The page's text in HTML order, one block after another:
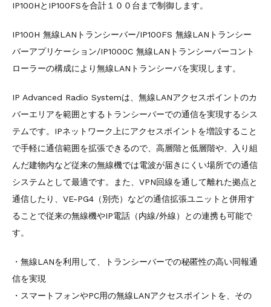
IP100HとIP100FSを合計１００台まで制御します。
IP100H 無線LANトランシーバー/IP100FS 無線LANトランシー
バーアプリケーション/IP1000C 無線LANトランシーバーコント
ローラーの構成により無線LANトランシーバを実現します。
IP Advanced Radio Systemは、無線LANアクセスポイントのカ
バーエリアを範囲とするトランシーバーでの通信を実現するシス
テムです。IPネットワーク上にアクセスポイントを増設すること
で手軽に通信範囲を拡張できるので、高層階と低層階や、入り組
んだ建物内など従来の無線機では電波が届きにくい場所での通信
システムとして最適です。また、VPN回線を通して離れた拠点と
通信したり、VE-PG4（別売）などの通信拡張ユニットと併用す
ることで従来の無線機やIP電話（内線/外線）との連携も可能で
す。
・無線LANを利用して、トランシーバーでの秘匿性の高い同報通
信を実現
・スマートフォンやPC用の無線LANアクセスポイントを、その